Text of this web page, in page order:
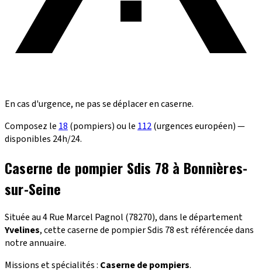
En cas d'urgence, ne pas se déplacer en caserne.
Composez le 18 (pompiers) ou le 112(urgences européen) —
disponibles 24h/24.
Caserne de pompier Sdis 78 à Bonnières-
sur-Seine
Située au 4 Rue Marcel Pagnol (78270), dans le département
Yvelines, cette caserne de pompier Sdis 78 est référencée dans
notre annuaire.
Missions et spécialités : Caserne de pompiers.